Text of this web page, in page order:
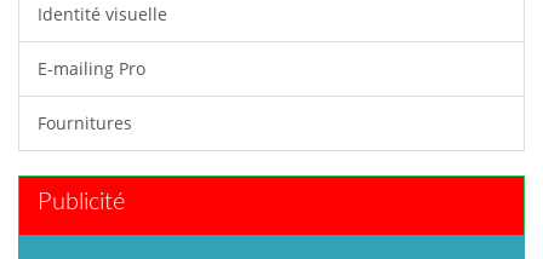
Identité visuelle
E-mailing Pro
Fournitures
Publicité